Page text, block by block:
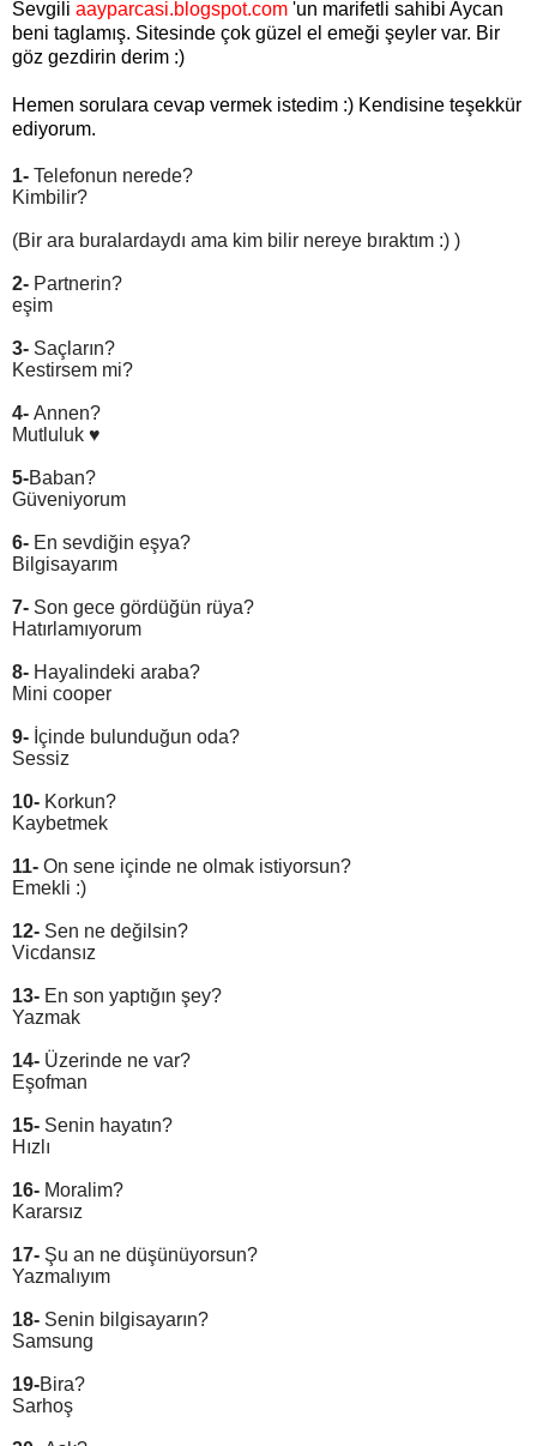
Sevgili aayparcasi.blogspot.com 'un marifetli sahibi Aycan
beni taglamış. Sitesinde çok güzel el emeği şeyler var. Bir
göz gezdirin derim :)
Hemen sorulara cevap vermek istedim :) Kendisine teşekkür
ediyorum.
1- Telefonun nerede?
Kimbilir?
(Bir ara buralardaydı ama kim bilir nereye bıraktım :) )
2- Partnerin?
eşim
3- Saçların?
Kestirsem mi?
4- Annen?
Mutluluk ♥
5-Baban?
Güveniyorum
6- En sevdiğin eşya?
Bilgisayarım
7- Son gece gördüğün rüya?
Hatırlamıyorum
8- Hayalindeki araba?
Mini cooper
9- İçinde bulunduğun oda?
Sessiz
10- Korkun?
Kaybetmek
11- On sene içinde ne olmak istiyorsun?
Emekli :)
12- Sen ne değilsin?
Vicdansız
13- En son yaptığın şey?
Yazmak
14- Üzerinde ne var?
Eşofman
15- Senin hayatın?
Hızlı
16- Moralim?
Kararsız
17- Şu an ne düşünüyorsun?
Yazmalıyım
18- Senin bilgisayarın?
Samsung
19-Bira?
Sarhoş